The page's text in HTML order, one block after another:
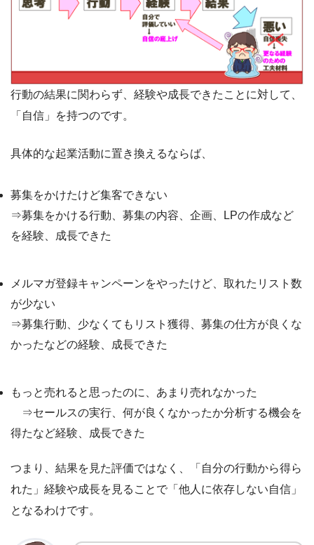
行動の結果に関わらず、経験や成長できたことに対して、
「自信」を持つのです。
具体的な起業活動に置き換えるならば、
募集をかけたけど集客できない
⇒募集をかける行動、募集の内容、企画、LPの作成など
を経験、成長できた
メルマガ登録キャンペーンをやったけど、取れたリスト数
が少ない
⇒募集行動、少なくてもリスト獲得、募集の仕方が良くな
かったなどの経験、成長できた
もっと売れると思ったのに、あまり売れなかった
⇒セールスの実行、何が良くなかったか分析する機会を
得たなど経験、成長できた
つまり、結果を見た評価ではなく、「自分の行動から得ら
れた」経験や成長を見ることで「他人に依存しない自信」
となるわけです。